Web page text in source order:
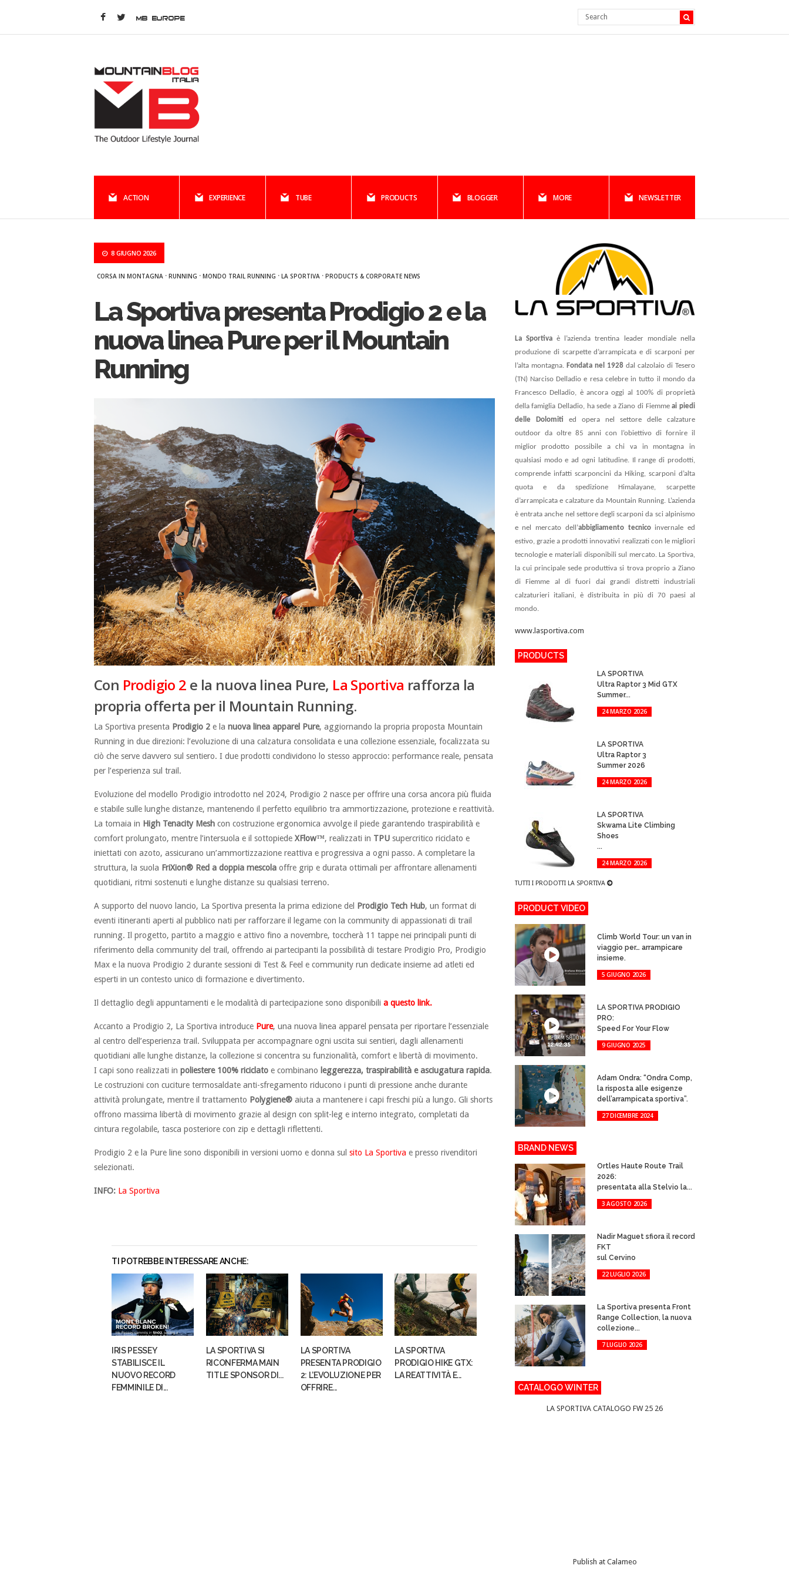
MB EUROPE
ACTION EXPERIENCE TUBE PRODUCTS BLOGGER MORE NEWSLETTER
8 GIUGNO 2026
CORSA IN MONTAGNA · RUNNING · MONDO TRAIL RUNNING · LA SPORTIVA · PRODUCTS & CORPORATE NEWS
La Sportiva presenta Prodigio 2 e la
nuova linea Pure per il Mountain
Running
Con Prodigio 2 e la nuova linea Pure, La Sportiva rafforza la
propria offerta per il Mountain Running.
La Sportiva presenta Prodigio 2 e la nuova linea apparel Pure, aggiornando la propria proposta Mountain
Running in due direzioni: l’evoluzione di una calzatura consolidata e una collezione essenziale, focalizzata su
ciò che serve davvero sul sentiero. I due prodotti condividono lo stesso approccio: performance reale, pensata
per l’esperienza sul trail.
Evoluzione del modello Prodigio introdotto nel 2024, Prodigio 2 nasce per offrire una corsa ancora più fluida
e stabile sulle lunghe distanze, mantenendo il perfetto equilibrio tra ammortizzazione, protezione e reattività.
La tomaia in High Tenacity Mesh con costruzione ergonomica avvolge il piede garantendo traspirabilità e
comfort prolungato, mentre l’intersuola e il sottopiede XFlow™, realizzati in TPU supercritico riciclato e
iniettati con azoto, assicurano un’ammortizzazione reattiva e progressiva a ogni passo. A completare la
struttura, la suola FriXion® Red a doppia mescola offre grip e durata ottimali per affrontare allenamenti
quotidiani, ritmi sostenuti e lunghe distanze su qualsiasi terreno.
A supporto del nuovo lancio, La Sportiva presenta la prima edizione del Prodigio Tech Hub, un format di
eventi itineranti aperti al pubblico nati per rafforzare il legame con la community di appassionati di trail
running. Il progetto, partito a maggio e attivo fino a novembre, toccherà 11 tappe nei principali punti di
riferimento della community del trail, offrendo ai partecipanti la possibilità di testare Prodigio Pro, Prodigio
Max e la nuova Prodigio 2 durante sessioni di Test & Feel e community run dedicate insieme ad atleti ed
esperti in un contesto unico di formazione e divertimento.
Il dettaglio degli appuntamenti e le modalità di partecipazione sono disponibili a questo link.
Accanto a Prodigio 2, La Sportiva introduce Pure, una nuova linea apparel pensata per riportare l’essenziale
al centro dell’esperienza trail. Sviluppata per accompagnare ogni uscita sui sentieri, dagli allenamenti
quotidiani alle lunghe distanze, la collezione si concentra su funzionalità, comfort e libertà di movimento.
I capi sono realizzati in poliestere 100% riciclato e combinano leggerezza, traspirabilità e asciugatura rapida.
Le costruzioni con cuciture termosaldate anti-sfregamento riducono i punti di pressione anche durante
attività prolungate, mentre il trattamento Polygiene® aiuta a mantenere i capi freschi più a lungo. Gli shorts
offrono massima libertà di movimento grazie al design con split-leg e interno integrato, completati da
cintura regolabile, tasca posteriore con zip e dettagli riflettenti.
Prodigio 2 e la Pure line sono disponibili in versioni uomo e donna sul sito La Sportiva e presso rivenditori
selezionati.
INFO: La Sportiva
TI POTREBBE INTERESSARE ANCHE:
IRIS PESSEY
STABILISCE IL
NUOVO RECORD
FEMMINILE DI...
LA SPORTIVA SI
RICONFERMA MAIN
TITLE SPONSOR DI...
LA SPORTIVA
PRESENTA PRODIGIO
2: L’EVOLUZIONE PER
OFFRIRE...
LA SPORTIVA
PRODIGIO HIKE GTX:
LA REATTIVITÀ E...
La Sportivaè l’azienda trentina leader mondiale nella
produzione di scarpette d’arrampicata e di scarponi per
l’alta montagna. Fondata nel 1928 dal calzolaio di Tesero
(TN) Narciso Delladio e resa celebre in tutto il mondo da
Francesco Delladio, è ancora oggi al 100% di proprietà
della famiglia Delladio, ha sede a Ziano di Fiemmeai piedi
delle Dolomiti ed opera nel settore delle calzature
outdoor da oltre 85 anni con l’obiettivo di fornire il
miglior prodotto possibile a chi va in montagna in
qualsiasi modo e ad ogni latitudine. Il range di prodotti,
comprende infatti scarponcini da Hiking, scarponi d’alta
quota e da spedizione Himalayane, scarpette
d’arrampicata e calzature da Mountain Running. L’azienda
è entrata anche nel settore degli scarponi da sci alpinismo
e nel mercato dell’abbigliamento tecnico invernale ed
estivo, grazie a prodotti innovativi realizzati con le migliori
tecnologie e materiali disponibili sul mercato. La Sportiva,
la cui principale sede produttiva si trova proprio a Ziano
di Fiemme al di fuori dai grandi distretti industriali
calzaturieri italiani, è distribuita in più di 70 paesi al
mondo.
www.lasportiva.com
PRODUCTS
LA SPORTIVA
Ultra Raptor 3 Mid GTX
Summer...
24 MARZO 2026
LA SPORTIVA
Ultra Raptor 3
Summer 2026
24 MARZO 2026
LA SPORTIVA
Skwama Lite Climbing
Shoes
...
24 MARZO 2026
TUTTI I PRODOTTI LA SPORTIVA
PRODUCT VIDEO
Climb World Tour: un van in
viaggio per… arrampicare
insieme.
5 GIUGNO 2026
LA SPORTIVA PRODIGIO
PRO:
Speed For Your Flow
9 GIUGNO 2025
Adam Ondra: “Ondra Comp,
la risposta alle esigenze
dell’arrampicata sportiva”.
27 DICEMBRE 2024
BRAND NEWS
Ortles Haute Route Trail
2026:
presentata alla Stelvio la...
3 AGOSTO 2026
Nadir Maguet sfiora il record
FKT
sul Cervino
22 LUGLIO 2026
La Sportiva presenta Front
Range Collection, la nuova
collezione...
7 LUGLIO 2026
CATALOGO WINTER
LA SPORTIVA CATALOGO FW 25 26
Publish at Calameo